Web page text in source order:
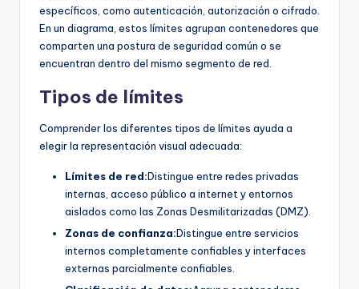
específicos, como autenticación, autorización o cifrado.
En un diagrama, estos límites agrupan contenedores que
comparten una postura de seguridad común o se
encuentran dentro del mismo segmento de red.
Tipos de límites
Comprender los diferentes tipos de límites ayuda a
elegir la representación visual adecuada:
Límites de red:Distingue entre redes privadas
internas, acceso público a internet y entornos
aislados como las Zonas Desmilitarizadas (DMZ).
Zonas de confianza:Distingue entre servicios
internos completamente confiables y interfaces
externas parcialmente confiables.